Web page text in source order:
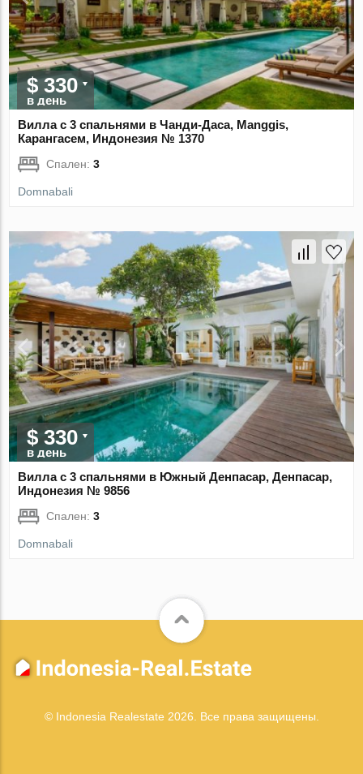
$ 330
в день
Вилла с 3 спальнями в Чанди-Даса, Manggis,
Карангасем, Индонезия № 1370
Спален:3
Domnabali
$ 330
в день
Вилла с 3 спальнями в Южный Денпасар, Денпасар,
Индонезия № 9856
Спален:3
Domnabali
© Indonesia Realestate 2026. Все права защищены.